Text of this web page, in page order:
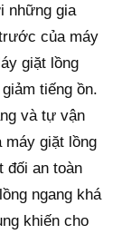
những gia
của máy
giặt lồng
tiếng ồn.
và tự vận
máy giặt lồng
đối an toàn
ngang khá
khiến cho